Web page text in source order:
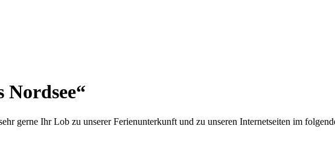
Nordsee“
gerne Ihr Lob zu unserer Ferienunterkunft und zu unseren Internetseiten im